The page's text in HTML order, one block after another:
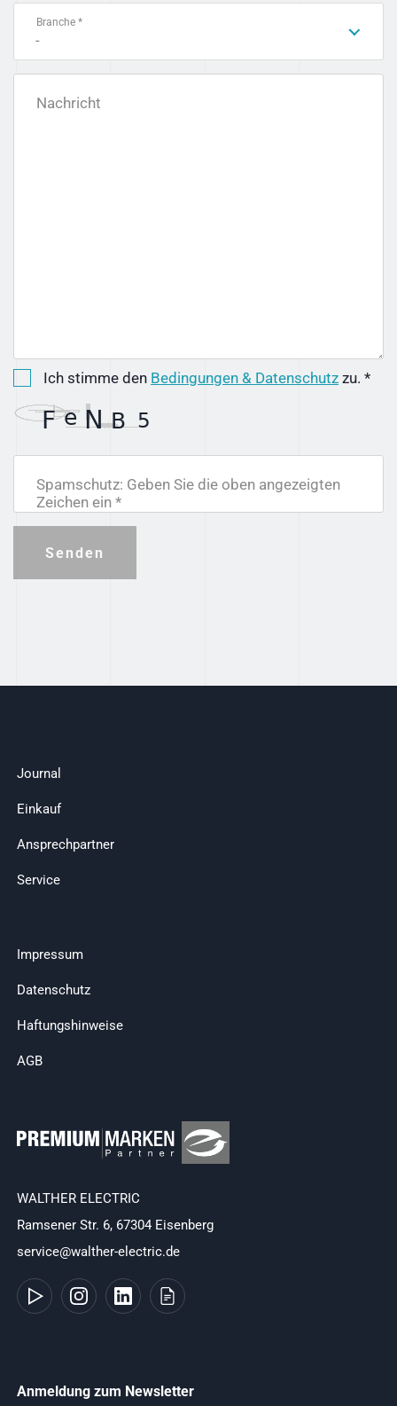
Branche *
-
Nachricht
Ich stimme den Bedingungen & Datenschutz zu. *
Spamschutz: Geben Sie die oben angezeigten
Zeichen ein *
Senden
Journal
Einkauf
Ansprechpartner
Service
Impressum
Datenschutz
Haftungshinweise
AGB
WALTHER ELECTRIC
Ramsener Str. 6, 67304 Eisenberg
service@walther-electric.de
Anmeldung zum Newsletter